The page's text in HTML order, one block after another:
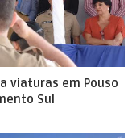
viaturas em Pouso
Sul